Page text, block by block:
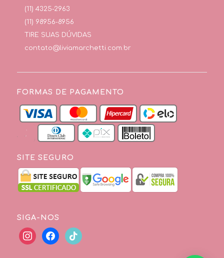
(11) 4325-2963
(11) 98956-8956
TIRE SUAS DÚVIDAS
contato@liviamarchetti.com.br
FORMAS DE PAGAMENTO
SITE SEGURO
SIGA-NOS